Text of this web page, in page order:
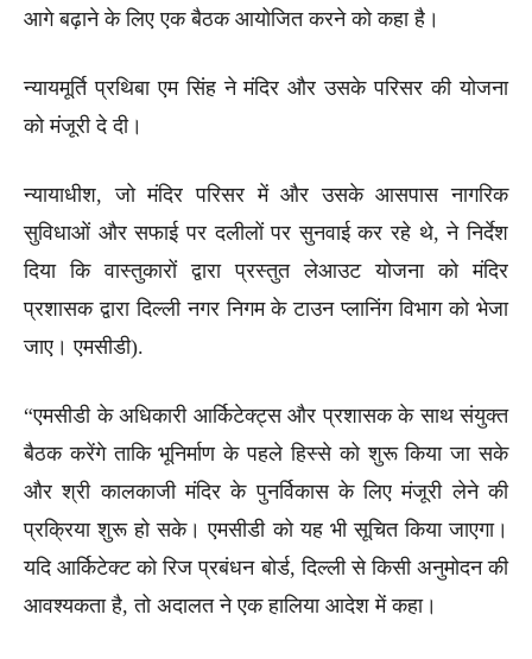
आगे बढ़ाने के लिए एक बैठक आयोजित करने को कहा है।
न्यायमूर्ति प्रथिबा एम सिंह ने मंदिर और उसके परिसर की योजना
को मंजूरी दे दी।
न्यायाधीश, जो मंदिर परिसर में और उसके आसपास नागरिक
सुविधाओं और सफाई पर दलीलों पर सुनवाई कर रहे थे, ने निर्देश
दिया कि वास्तुकारों द्वारा प्रस्तुत लेआउट योजना को मंदिर
प्रशासक द्वारा दिल्ली नगर निगम के टाउन प्लानिंग विभाग को भेजा
जाए। एमसीडी).
“एमसीडी के अधिकारी आर्किटेक्ट्स और प्रशासक के साथ संयुक्त
बैठक करेंगे ताकि भूनिर्माण के पहले हिस्से को शुरू किया जा सके
और श्री कालकाजी मंदिर के पुनर्विकास के लिए मंजूरी लेने की
प्रक्रिया शुरू हो सके। एमसीडी को यह भी सूचित किया जाएगा।
यदि आर्किटेक्ट को रिज प्रबंधन बोर्ड, दिल्ली से किसी अनुमोदन की
आवश्यकता है, तो अदालत ने एक हालिया आदेश में कहा।